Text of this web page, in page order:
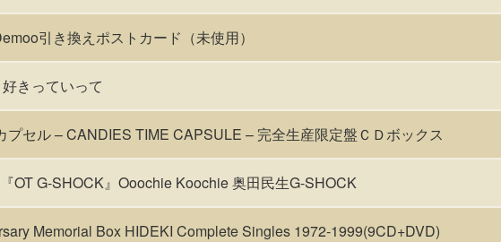
引き換えポストカード（未使用）
きっていって
プセル – CANDIES TIME CAPSULE – 完全生産限定盤ＣＤボックス
OT G-SHOCK』Ooochie Koochie 奥田民生G-SHOCK
Memorial Box HIDEKI Complete Singles 1972-1999(9CD+DVD)